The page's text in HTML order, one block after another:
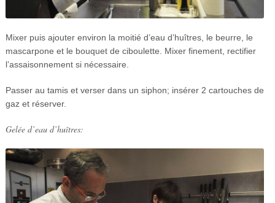
Mixer puis ajouter environ la moitié d’eau d’huîtres, le beurre, le
mascarpone et le bouquet de ciboulette. Mixer finement, rectifier
l’assaisonnement si nécessaire.
Passer au tamis et verser dans un siphon; insérer 2 cartouches de
gaz et réserver.
Gelée d’eau d’huîtres: